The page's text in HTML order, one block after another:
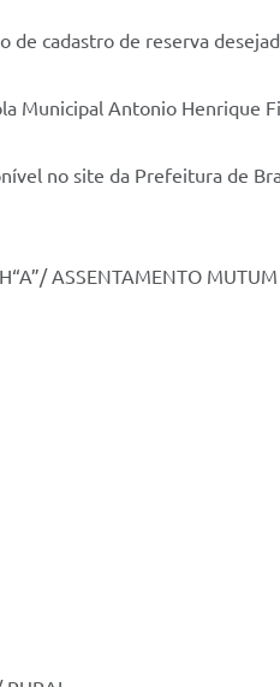
de cadastro de reserva
Municipal Antonio Henrique
no site da Prefeitura de
ASSENTAMENTO MUTUM